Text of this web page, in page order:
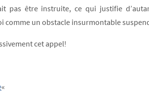
pas être instruite, ce qui justifie
comme un obstacle insurmontable
cet appel!
«